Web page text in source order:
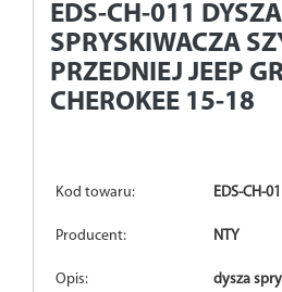
EDS-CH-011 DYSZA
SPRYSKIWACZA
PRZEDNIEJ JEEP
CHEROKEE 15-18
Kod towaru: EDS-CH-
Producent: NTY
Opis:
dysza